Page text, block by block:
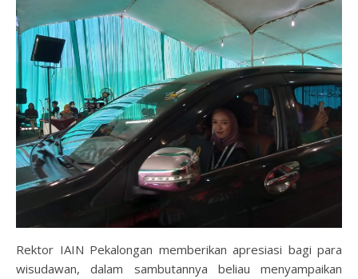
Rektor IAIN Pekalongan memberikan apresiasi bagi para
wisudawan, dalam sambutannya beliau menyampaikan